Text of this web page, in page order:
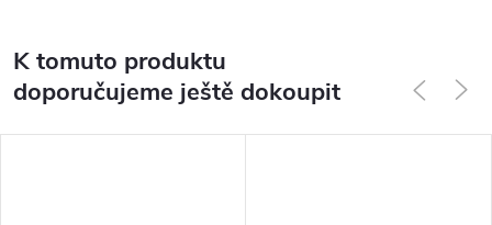
K tomuto produktu
doporučujeme ještě dokoupit